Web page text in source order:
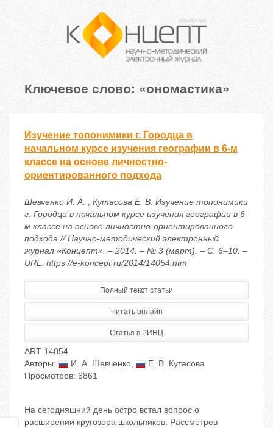
Ключевое слово: «ономастика»
Изучение топонимики г. Городца в
начальном курсе изучения географии в 6-м
классе на основе личностно-
ориентированного подхода
Шевченко И. А. , Кутасова Е. В. Изучение топонимики
г. Городца в начальном курсе изучения географии в 6-
м классе на основе личностно-ориентированного
подхода // Научно-методический электронный
журнал «Концепт». – 2014. – № 3 (март). – С. 6–10. –
URL: https://e-koncept.ru/2014/14054.htm
Полный текст статьи
Читать онлайн
Статья в РИНЦ
ART 14054
Авторы:
И. А. Шевченко,
Е. В. Кутасова
Просмотров: 6861
На сегодняшний день остро встал вопрос о
расширении кругозора школьников. Рассмотрев